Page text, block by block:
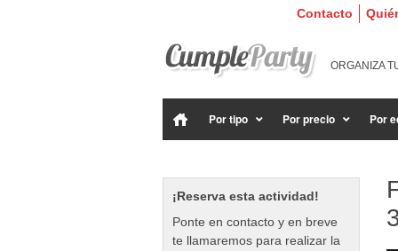
Contacto
ORGANIZA
Por tipo Por precio Por
¡Reserva esta actividad!
Ponte en contacto y en breve
te llamaremos para realizar la